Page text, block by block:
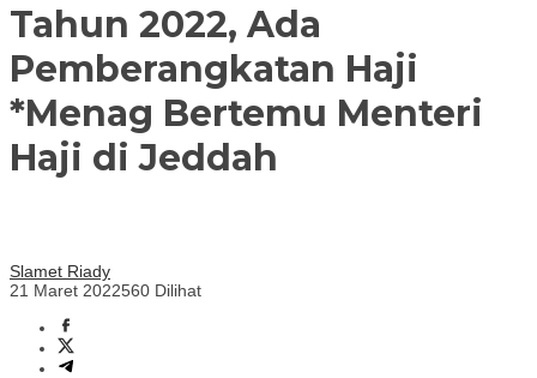
Tahun 2022, Ada
Pemberangkatan Haji
*Menag Bertemu Menteri
Haji di Jeddah
Slamet Riady
21 Maret 2022560 Dilihat